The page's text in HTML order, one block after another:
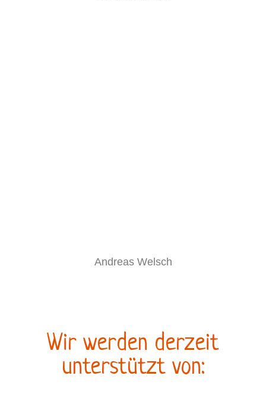
Andreas Welsch
Wir werden derzeit
unterstützt von: